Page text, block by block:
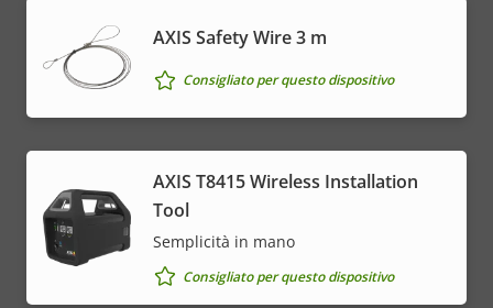
AXIS Safety Wire 3 m
Consigliato per questo dispositivo
AXIS T8415 Wireless Installation
Tool
Semplicità in mano
Consigliato per questo dispositivo